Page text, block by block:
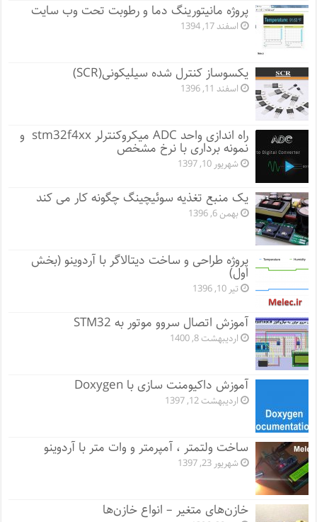
پروژه مانيتورينگ دما و رطوبت تحت وب سایت
اسفند 17, 1394
یکسوساز کنترل شده سیلیکونی(SCR)
اسفند 11, 1396
راه اندازی واحد ADC میکروکنترلر stm32f4xx و
نمونه برداری با نرخ مشخص
شهریور 10, 1397
یک منبع تغذیه سوئیچینگ چگونه کار می کند
بهمن 6, 1396
پروژه طراحی و ساخت دیتالاگر با آردوینو (بخش
اول)
تیر 10, 1396
آموزش اتصال سروو موتور به STM32
اردیبهشت 8, 1400
آموزش داکیومنت سازی با Doxygen
اردیبهشت 12, 1397
ساخت ولتمتر ، آمپرمتر و وات متر با آردوینو
شهریور 23, 1397
خازن‌های متغیر – انواع خازن‌ها